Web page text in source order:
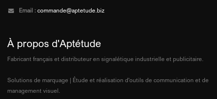
Email : commande@aptetude.biz
À propos d'Aptétude
Fabricant français et distributeur en signalétique industrielle et publicitaire.
Solutions de marquage | Étude et réalisation d'outils de communication et de
management visuel.